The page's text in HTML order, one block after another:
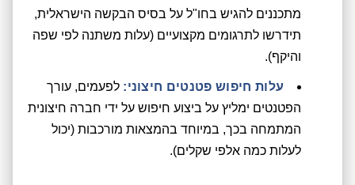
מתכננים להגיש בחו"ל על בסיס הבקשה הישראלית,
תידרשו לתרגומים מקצועיים (עלות משתנה לפי שפה
והיקף).
עלות חיפוש פטנטים חיצוני: לפעמים, עורך
הפטנטים ימליץ על ביצוע חיפוש על ידי חברה חיצונית
המתמחה בכך, במיוחד בהמצאות מורכבות (יכול
לעלות כמה אלפי שקלים).